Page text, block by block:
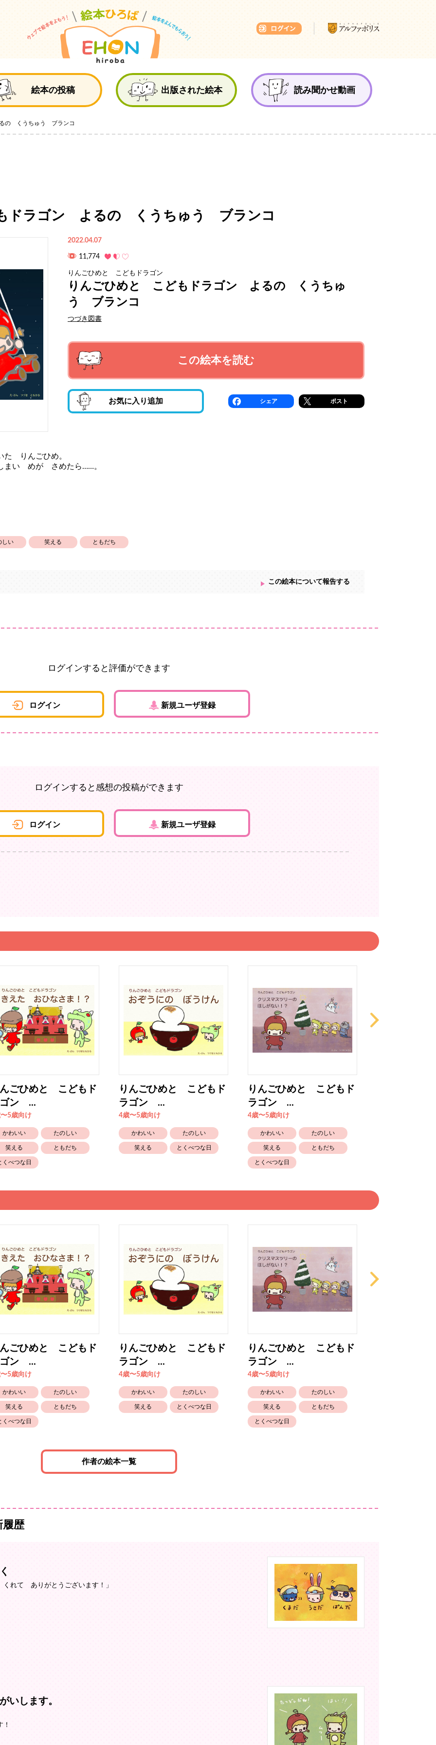
絵本の投稿 出版された絵本 読み聞かせ動画
の くうちゅう ブランコ
ドラゴン よるの くうちゅう ブランコ
2022.04.07
11,774
りんごひめと こどもドラゴン
りんごひめと こどもドラゴン よるの くうちゅ
う ブランコ
つづき図書
この絵本を読む
お気に入り追加 シェア ポスト
た りんごひめ。
まい めが さめたら……。
しい 笑える ともだち
この絵本について報告する
ログインすると評価ができます
ログイン 新規ユーザ登録
ログインすると感想の投稿ができます
ログイン 新規ユーザ登録
ごひめと こどもド
ン ...
5歳向け
かわいい たのしい
笑える ともだち
くべつな日
りんごひめと こどもド
ラゴン ...
4歳〜5歳向け
かわいい たのしい
笑える とくべつな日
りんごひめと こどもド
ラゴン ...
4歳〜5歳向け
かわいい たのしい
笑える ともだち
とくべつな日
ごひめと こどもド
ン ...
5歳向け
かわいい たのしい
笑える ともだち
くべつな日
りんごひめと こどもド
ラゴン ...
4歳〜5歳向け
かわいい たのしい
笑える とくべつな日
りんごひめと こどもド
ラゴン ...
4歳〜5歳向け
かわいい たのしい
笑える ともだち
とくべつな日
作者の絵本一覧
履歴
れて ありがとうございます！」
します。